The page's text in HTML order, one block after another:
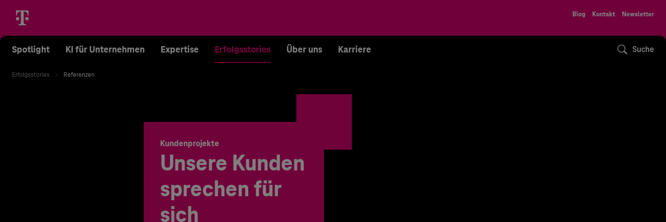
Blog Kontakt Newsletter
Spotlight KI für Unternehmen Expertise Erfolgsstories Über uns Karriere Suche
Erfolgsstories Referenzen
Kundenprojekte
Unsere Kunden
sprechen für
sich